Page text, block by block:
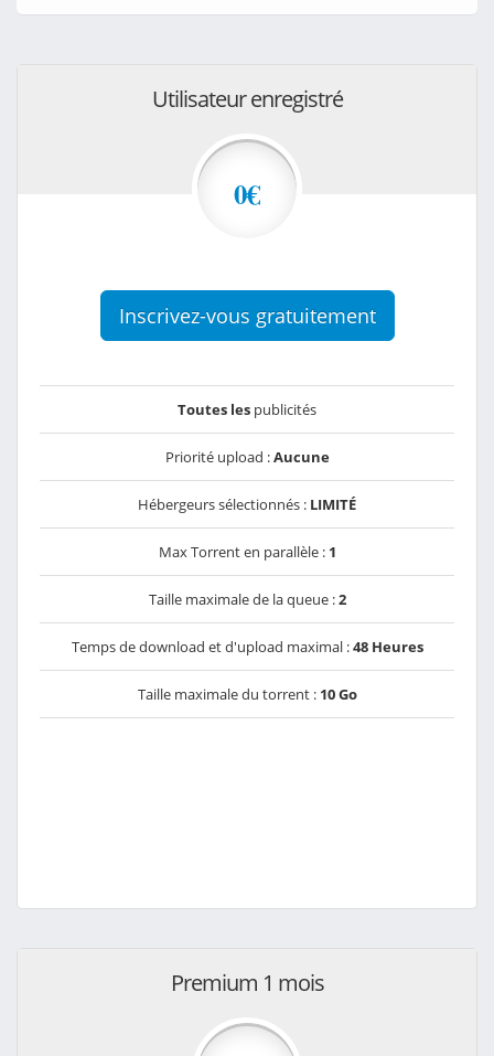
Utilisateur enregistré
0€
Inscrivez-vous gratuitement
Toutes les publicités
Priorité upload :Aucune
Hébergeurs sélectionnés : LIMITÉ
Max Torrent en parallèle : 1
Taille maximale de la queue :2
Temps de download et d'upload maximal :48 Heures
Taille maximale du torrent : 10 Go
Premium 1 mois